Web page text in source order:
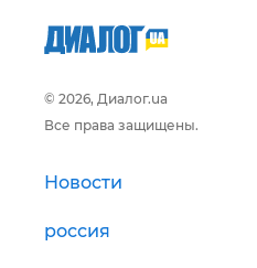
© 2026, Диалог.ua
Все права защищены.
Новости
россия